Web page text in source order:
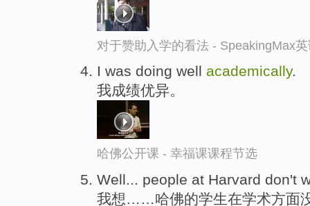
对于赞助入学的看法 - SpeakingMax
I was doing well academically.
我成绩优异。
哈佛公开课 - 幸福课课程节选
Well... people at Harvard don't
我想……哈佛的学生在学术方面